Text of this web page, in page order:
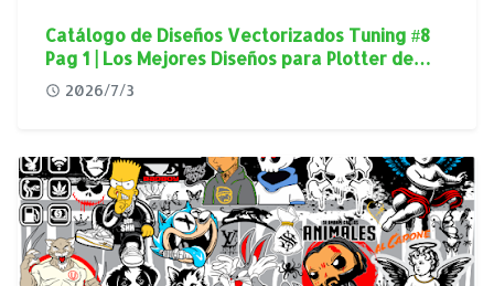
Catálogo de Diseños Vectorizados Tuning #8
Pag 1 | Los Mejores Diseños para Plotter de
Corte
2026/7/3